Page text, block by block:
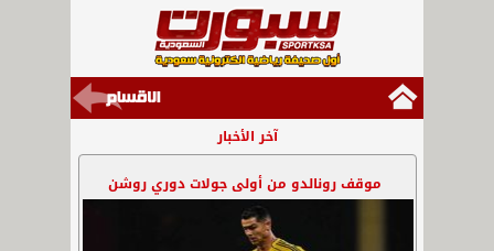
آخر الأخبار
موقف رونالدو من أولى جولات دوري روشن